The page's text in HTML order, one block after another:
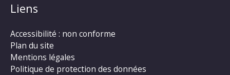
Liens
Accessibilité : non conforme
Plan du site
Mentions légales
Politique de protection des données